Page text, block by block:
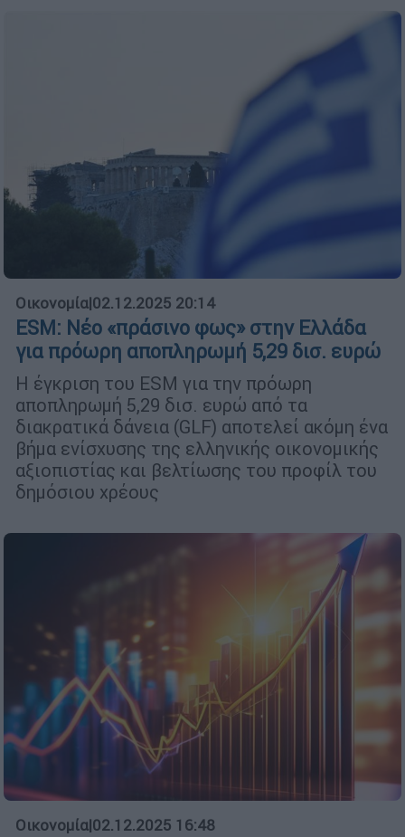
Οικονομία|02.12.2025 20:14
ESM: Νέο «πράσινο φως» στην Ελλάδα
για πρόωρη αποπληρωμή 5,29 δισ. ευρώ
Η έγκριση του ESM για την πρόωρη
αποπληρωμή 5,29 δισ. ευρώ από τα
διακρατικά δάνεια (GLF) αποτελεί ακόμη ένα
βήμα ενίσχυσης της ελληνικής οικονομικής
αξιοπιστίας και βελτίωσης του προφίλ του
δημόσιου χρέους
Οικονομία|02.12.2025 16:48